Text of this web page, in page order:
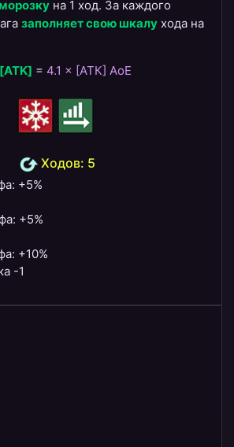
на 1 ход. За каждого
заполняет свою шкалу хода на
[ATK] = 4.1 × [АТК] AoE
Ходов: 5
+5%
+5%
+10%
-1